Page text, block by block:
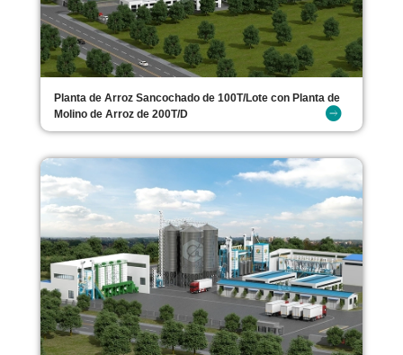
Planta de Arroz Sancochado de 100T/Lote con Planta de
Molino de Arroz de 200T/D